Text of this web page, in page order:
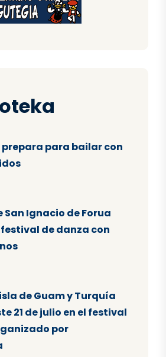
prepara para bailar con
San Ignacio de Forua
de danza con
de Guam y Turquía
21 de julio en el festival
por